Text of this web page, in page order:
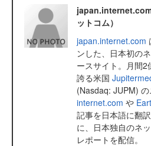
ットコム）
japan.internet.com
ンした、日本初の
ースサイト。月間2
誇る米国
(Nasdaq: JUPM)
internet.com や
記事を日本語に翻
に、日本独自のネ
レポートを配信。